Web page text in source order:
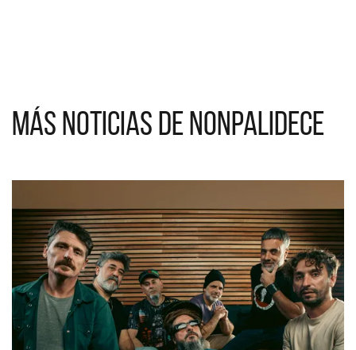
Más noticias de Nonpalidece